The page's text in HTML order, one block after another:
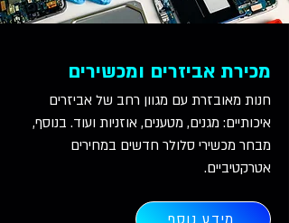
מכירת אביזרים ומכשירים
חנות מאובזרת עם מגוון רחב של אביזרים
איכותיים: מגנים, מטענים, אוזניות ועוד. בנוסף,
מבחר מכשירי סלולר חדשים במחירים
אטרקטיביים.
מידע נוסף